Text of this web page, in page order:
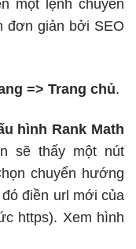
một lệnh chuyển
đơn giản bởi SEO
=> Trang chủ.
hình Rank Math
sẽ thấy một nút
chuyển hướng
điền url mới của
https). Xem hình